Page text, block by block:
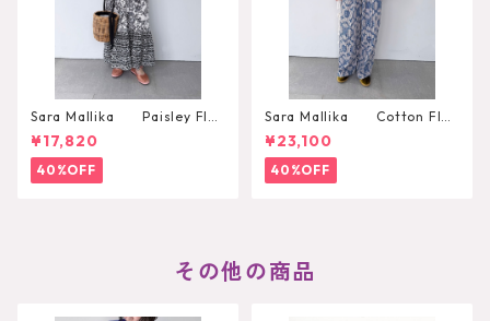
Sara Mallika Paisley Flo
wer Print Dress
¥17,820
40%OFF
Sara Mallika Cotton Flo
wer Signal Print All In One
¥23,100
40%OFF
その他の商品